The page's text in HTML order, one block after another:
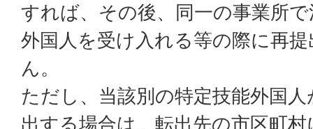
すれば、その後、同一の事業所
外国人を受け入れる等の際に再
ん。
ただし、当該別の特定技能外国
出する場合は、転出先の市区町